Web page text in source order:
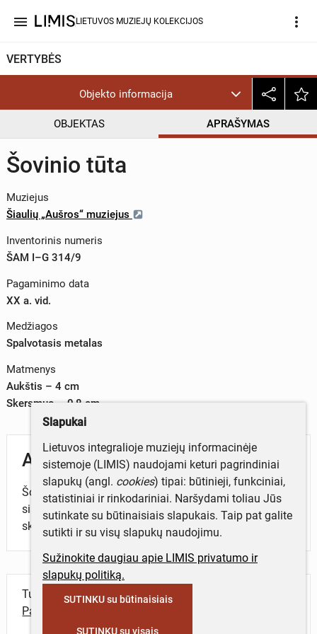
menu LIETUVOS MUZIEJŲ KOLEKCIJOS more_vert
VERTYBĖS
Objekto informacija
OBJEKTAS APRAŠYMAS
Šovinio tūta
Muziejus
Šiaulių „Aušros“ muziejus
Inventorinis numeris
ŠAM I–G 314/9
Pagaminimo data
XX a. vid.
Medžiagos
Spalvotasis metalas
Matmenys
Aukštis – 4 cm
Skersmuo – 0,8 cm
Aprašymas
Šovinio tūta, cilindro formos, priekis šiek tiek
siaurėjantis, pilkos spalvos. Apatinėje dalyje išmušti
skaičiai: „870 80“.
Turite daugiau informacijos apie objektą?
Parašykite mums!
Slapukai
Lietuvos integralioje muziejų informacinėje
sistemoje (LIMIS) naudojami keturi pagrindiniai
slapukų (angl. cookies) tipai: būtinieji, funkciniai,
statistiniai ir rinkodariniai. Naršydami toliau Jūs
sutinkate su būtinaisiais slapukais. Taip pat galite
sutikti ir su visų slapukų naudojimu.
Sužinokite daugiau apie LIMIS privatumo ir
slapukų politiką.
SUTINKU su būtinaisiais
SUTINKU su visais